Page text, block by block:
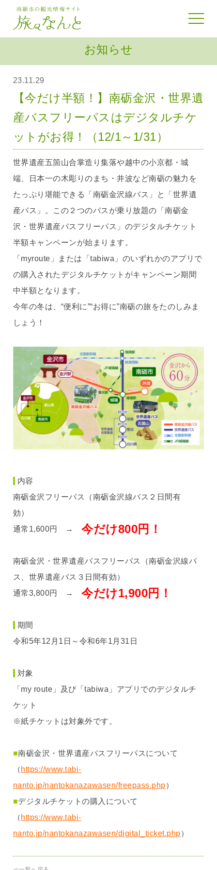
toggle
お知らせ
23.11.29
【今だけ半額！】南砺金沢・世界遺
産バスフリーパスはデジタルチケ
ットがお得！（12/1～1/31）
世界遺産五箇山合掌造り集落や越中の小京都・城
端、日本一の木彫りのまち・井波など南砺の魅力を
たっぷり堪能できる「南砺金沢線バス」と「世界遺
産バス」。この２つのバスが乗り放題の「南砺金
沢・世界遺産バスフリーパス」のデジタルチケット
半額キャンペーンが始まります。
「myroute」または「tabiwa」のいずれかのアプリで
の購入されたデジタルチケットがキャンペーン期間
中半額となります。
今年の冬は、“便利に”“お得に”南砺の旅をたのしみま
しょう！
内容
南砺金沢フリーパス（南砺金沢線バス２日間有
効）
通常1,600円 →今だけ800円！
南砺金沢・世界遺産バスフリーパス（南砺金沢線バ
ス、世界遺産バス３日間有効）
通常3,800円 →今だけ1,900円！
期間
令和5年12月1日～令和6年1月31日
対象
「my route」及び「tabiwa」アプリでのデジタルチ
ケット
※紙チケットは対象外です。
■南砺金沢・世界遺産バスフリーパスについて
（ https://www.tabi-
nanto.jp/nantokanazawasen/freepass.php）
■デジタルチケットの購入について
（ https://www.tabi-
nanto.jp/nantokanazawasen/digital_ticket.php）